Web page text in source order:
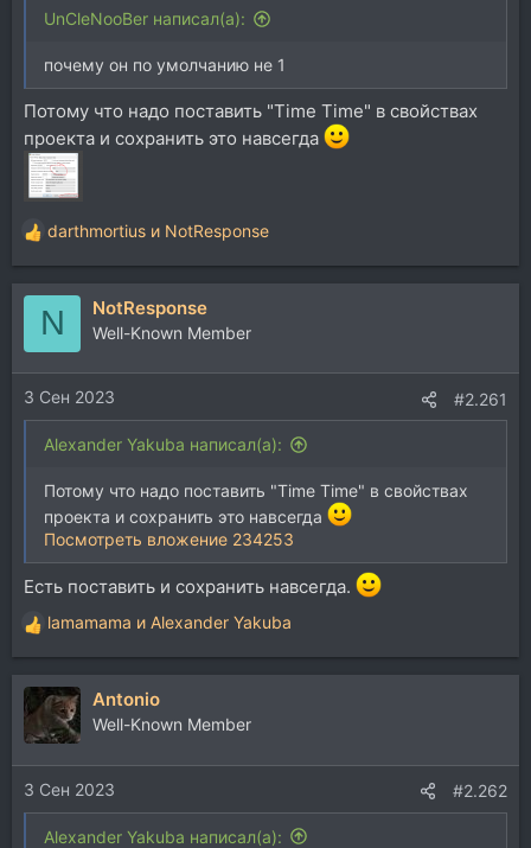
UnCleNooBer написал(а):
почему он по умолчанию не 1
Потому что надо поставить "Time Time" в свойствах
проекта и сохранить это навсегда
Р
е
а
и
и
:
darthmortius и NotResponse
N NotResponse
Well-Known Member
3 Сен 2023 #2.261
Alexander Yakuba написал(а):
Потому что надо поставить "Time Time" в свойствах
проекта и сохранить это навсегда
Посмотреть вложение 234253
Есть поставить и сохранить навсегда.
Р
е
а
к
ц
и
и
:
lamamama и Alexander Yakuba
Antonio
Well-Known Member
3 Сен 2023 #2.262
Alexander Yakuba написал(а):